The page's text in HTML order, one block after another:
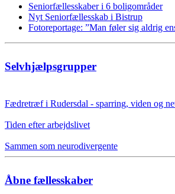
Seniorfællesskaber i 6 boligområder
Nyt Seniorfællesskab i Bistrup
Fotoreportage: ”Man føler sig aldrig
Selvhjælpsgrupper
Fædretræf i Rudersdal - sparring, viden og
Tiden efter arbejdslivet
Sammen som neurodivergente
Åbne fællesskaber